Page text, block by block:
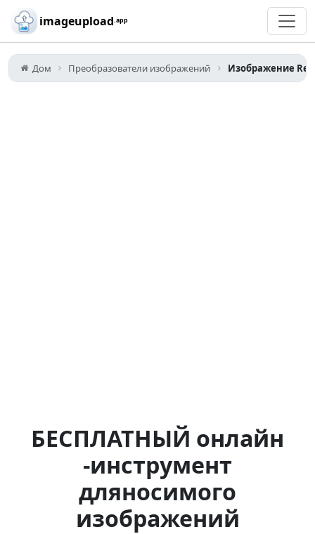
Skip to main content
imageupload.app
Дом Преобразователи изображений Изображение
БЕСПЛАТНЫЙ онлайн
-инструмент
дляносимого
изображений